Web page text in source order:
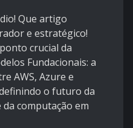
Que artigo
e estratégico!
crucial da
Fundacionais: a
AWS, Azure e
o futuro da
da computação em